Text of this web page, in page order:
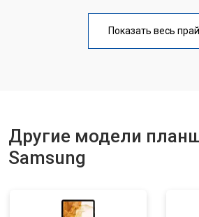
Замена материнской платы от
Показать весь
Другие модели
Samsung